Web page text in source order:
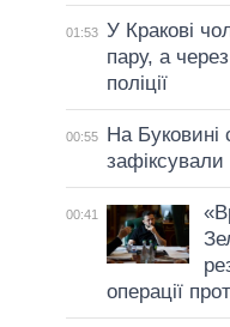
01:53 У Кракові
пару, а
поліції
00:55
На Буковині
00:41
операції